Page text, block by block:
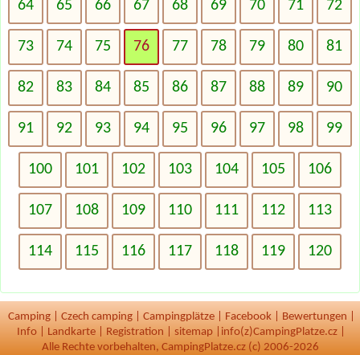
64 65 66 67 68 69 70 71 72
73 74 75 76 77 78 79 80 81
82 83 84 85 86 87 88 89 90
91 92 93 94 95 96 97 98 99
100 101 102 103 104 105 106
107 108 109 110 111 112 113
114 115 116 117 118 119 120
Camping Czech camping Campingplätze Facebook Bewertungen
Info
Landkarte Registration sitemap
info(z)CampingPlatze.cz |
Alle Rechte vorbehalten, CampingPlatze.cz (c) 2006-2026